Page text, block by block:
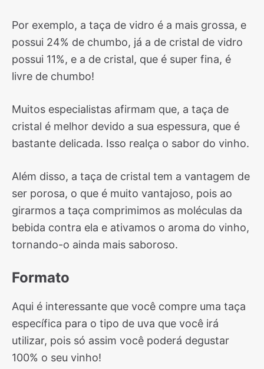
Por exemplo, a taça de vidro é a mais grossa, e
possui 24% de chumbo, já a de cristal de vidro
possui 11%, e a de cristal, que é super fina, é
livre de chumbo!
Muitos especialistas afirmam que, a taça de
cristal é melhor devido a sua espessura, que é
bastante delicada. Isso realça o sabor do vinho.
Além disso, a taça de cristal tem a vantagem de
ser porosa, o que é muito vantajoso, pois ao
girarmos a taça comprimimos as moléculas da
bebida contra ela e ativamos o aroma do vinho,
tornando-o ainda mais saboroso.
Formato
Aqui é interessante que você compre uma taça
específica para o tipo de uva que você irá
utilizar, pois só assim você poderá degustar
100% o seu vinho!